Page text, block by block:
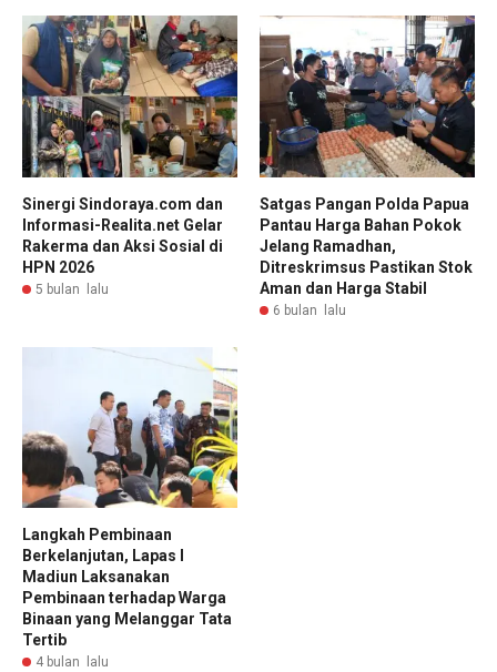
Sinergi Sindoraya.com dan
Informasi-Realita.net Gelar
Rakerma dan Aksi Sosial di
HPN 2026
5 bulan lalu
Satgas Pangan Polda Papua
Pantau Harga Bahan Pokok
Jelang Ramadhan,
Ditreskrimsus Pastikan Stok
Aman dan Harga Stabil
6 bulan lalu
Langkah Pembinaan
Berkelanjutan, Lapas I
Madiun Laksanakan
Pembinaan terhadap Warga
Binaan yang Melanggar Tata
Tertib
4 bulan lalu